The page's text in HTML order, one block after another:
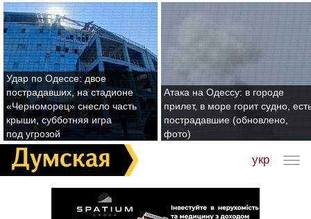
Удар по Одессе: двое
пострадавших, на стадионе
«Черноморец» снесло часть
крыши, субботняя игра
под угрозой
Атака на Одессу: в городе
прилет, в море горит судно,
пострадавшие (обновлено,
фото)
укр